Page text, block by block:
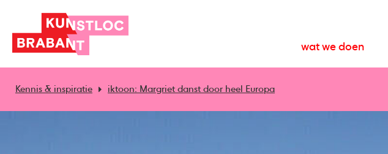
wat we doen
Kennis & inspiratie iktoon: Margriet danst door heel Europa